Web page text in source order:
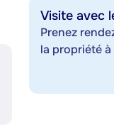
Visite avec
Prenez
la propriété